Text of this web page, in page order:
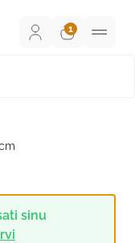
sinu